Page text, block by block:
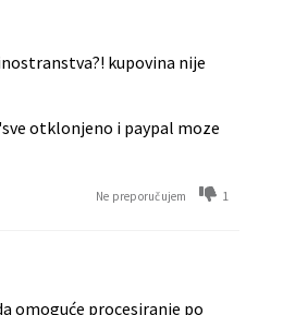
kupovina nije
otklonjeno i paypal moze
Ne preporučujem 1
omoguće procesiranje po